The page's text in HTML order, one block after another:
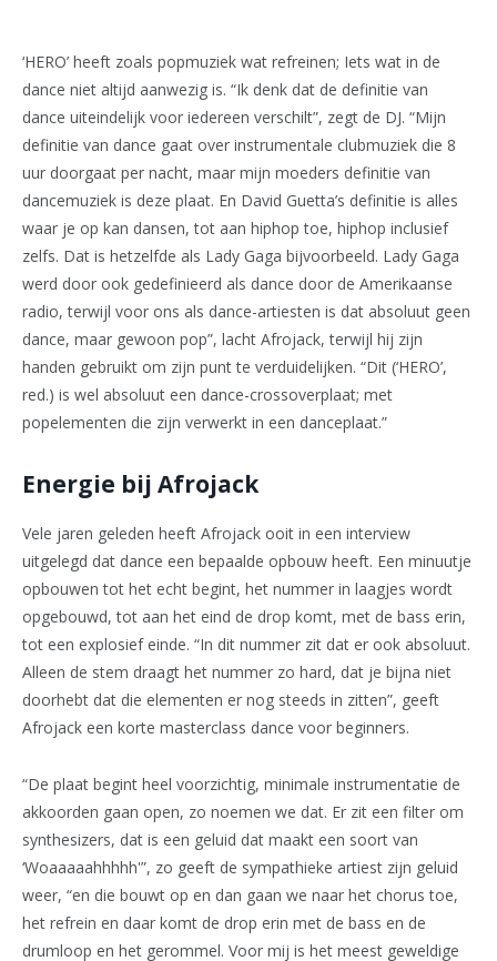
‘HERO’ heeft zoals popmuziek wat refreinen; Iets wat in de
dance niet altijd aanwezig is. “Ik denk dat de definitie van
dance uiteindelijk voor iedereen verschilt”, zegt de DJ. “Mijn
definitie van dance gaat over instrumentale clubmuziek die 8
uur doorgaat per nacht, maar mijn moeders definitie van
dancemuziek is deze plaat. En David Guetta’s definitie is alles
waar je op kan dansen, tot aan hiphop toe, hiphop inclusief
zelfs. Dat is hetzelfde als Lady Gaga bijvoorbeeld. Lady Gaga
werd door ook gedefinieerd als dance door de Amerikaanse
radio, terwijl voor ons als dance-artiesten is dat absoluut geen
dance, maar gewoon pop”, lacht Afrojack, terwijl hij zijn
handen gebruikt om zijn punt te verduidelijken. “Dit (‘HERO’,
red.) is wel absoluut een dance-crossoverplaat; met
popelementen die zijn verwerkt in een danceplaat.”
Energie bij Afrojack
Vele jaren geleden heeft Afrojack ooit in een interview
uitgelegd dat dance een bepaalde opbouw heeft. Een minuutje
opbouwen tot het echt begint, het nummer in laagjes wordt
opgebouwd, tot aan het eind de drop komt, met de bass erin,
tot een explosief einde. “In dit nummer zit dat er ook absoluut.
Alleen de stem draagt het nummer zo hard, dat je bijna niet
doorhebt dat die elementen er nog steeds in zitten”, geeft
Afrojack een korte masterclass dance voor beginners.
“De plaat begint heel voorzichtig, minimale instrumentatie de
akkoorden gaan open, zo noemen we dat. Er zit een filter om
synthesizers, dat is een geluid dat maakt een soort van
‘Woaaaaahhhhh'”, zo geeft de sympathieke artiest zijn geluid
weer, “en die bouwt op en dan gaan we naar het chorus toe,
het refrein en daar komt de drop erin met de bass en de
drumloop en het gerommel. Voor mij is het meest geweldige